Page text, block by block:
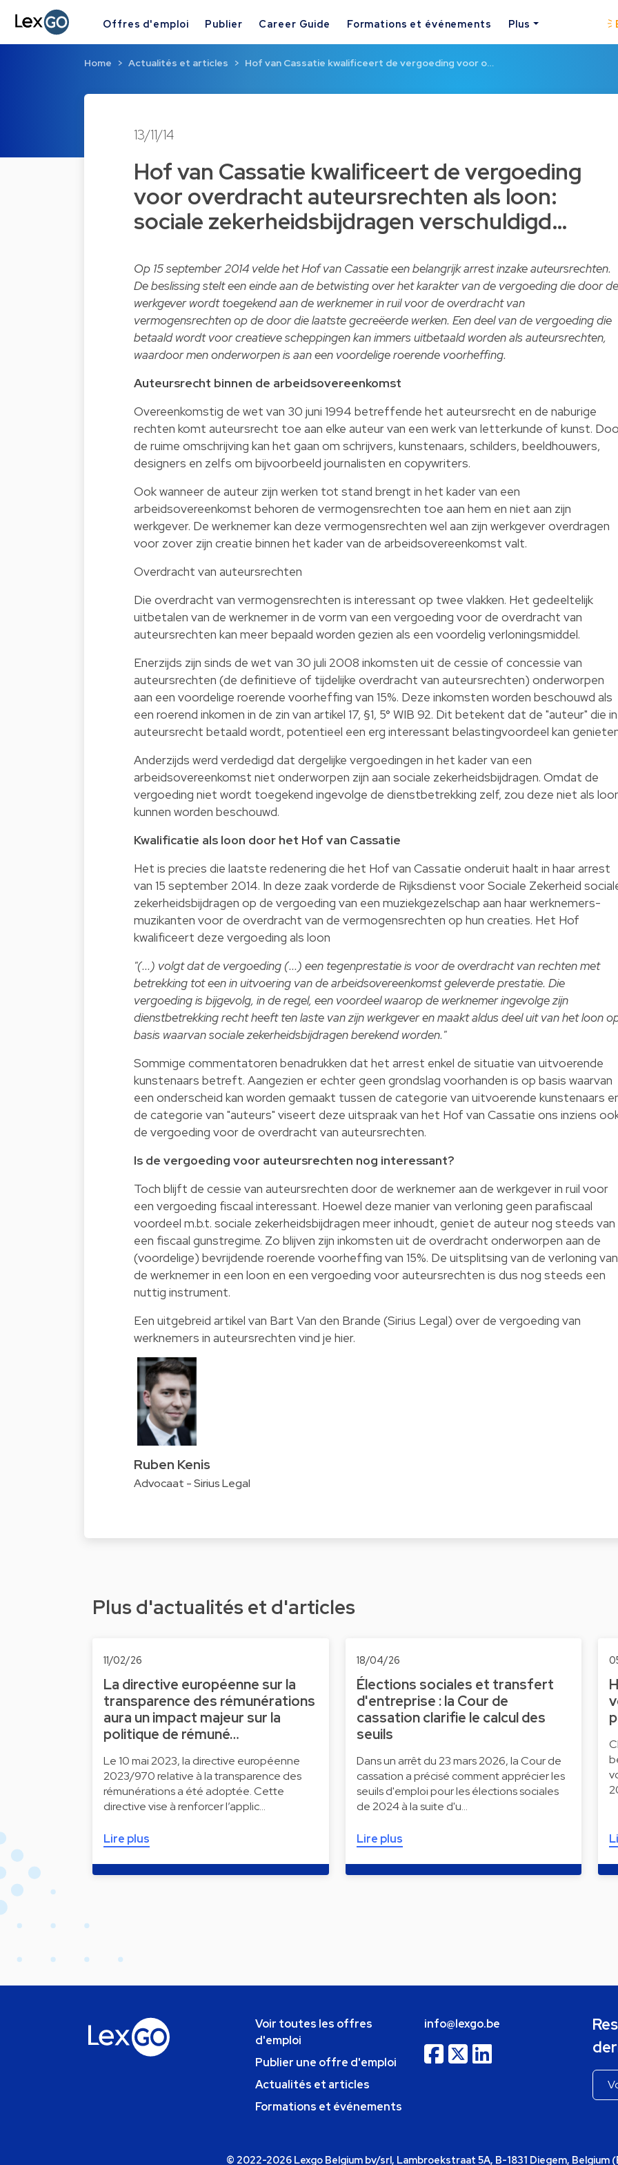
Offres d'emploi Publier Career Guide Formations et événements Plus
Home Actualités et articles Hof van Cassatie kwalificeert de vergoeding voor o…
13/11/14
Hof van Cassatie kwalificeert de vergoeding
voor overdracht auteursrechten als loon:
sociale zekerheidsbijdragen verschuldigd…
Op 15 september 2014 velde het Hof van Cassatie een belangrijk arrest inzake auteursrechten.
De beslissing stelt een einde aan de betwisting over het karakter van de vergoeding die door de
werkgever wordt toegekend aan de werknemer in ruil voor de overdracht van
vermogensrechten op de door die laatste gecreëerde werken. Een deel van de vergoeding die
betaald wordt voor creatieve scheppingen kan immers uitbetaald worden als auteursrechten,
waardoor men onderworpen is aan een voordelige roerende voorheffing.
Auteursrecht binnen de arbeidsovereenkomst
Overeenkomstig de wet van 30 juni 1994 betreffende het auteursrecht en de naburige
rechten komt auteursrecht toe aan elke auteur van een werk van letterkunde of kunst.
de ruime omschrijving kan het gaan om schrijvers, kunstenaars, schilders, beeldhouwers,
designers en zelfs om bijvoorbeeld journalisten en copywriters.
Ook wanneer de auteur zijn werken tot stand brengt in het kader van een
arbeidsovereenkomst behoren de vermogensrechten toe aan hem en niet aan zijn
werkgever. De werknemer kan deze vermogensrechten wel aan zijn werkgever overdragen
voor zover zijn creatie binnen het kader van de arbeidsovereenkomst valt.
Overdracht van auteursrechten
Die overdracht van vermogensrechten is interessant op twee vlakken. Het gedeeltelijk
uitbetalen van de werknemer in de vorm van een vergoeding voor de overdracht van
auteursrechten kan meer bepaald worden gezien als een voordelig verloningsmiddel.
Enerzijds zijn sinds de wet van 30 juli 2008 inkomsten uit de cessie of concessie van
auteursrechten (de definitieve of tijdelijke overdracht van auteursrechten) onderworpen
aan een voordelige roerende voorheffing van 15%. Deze inkomsten worden beschouwd als
een roerend inkomen in de zin van artikel 17, §1, 5° WIB 92. Dit betekent dat de "auteur" die in
auteursrecht betaald wordt, potentieel een erg interessant belastingvoordeel kan
Anderzijds werd verdedigd dat dergelijke vergoedingen in het kader van een
arbeidsovereenkomst niet onderworpen zijn aan sociale zekerheidsbijdragen. Omdat de
vergoeding niet wordt toegekend ingevolge de dienstbetrekking zelf, zou deze niet als
kunnen worden beschouwd.
Kwalificatie als loon door het Hof van Cassatie
Het is precies die laatste redenering die het Hof van Cassatie onderuit haalt in haar arrest
van 15 september 2014. In deze zaak vorderde de Rijksdienst voor Sociale Zekerheid
zekerheidsbijdragen op de vergoeding van een muziekgezelschap aan haar werknemers-
muzikanten voor de overdracht van de vermogensrechten op hun creaties. Het Hof
kwalificeert deze vergoeding als loon
"(...) volgt dat de vergoeding (...) een tegenprestatie is voor de overdracht van rechten met
betrekking tot een in uitvoering van de arbeidsovereenkomst geleverde prestatie. Die
vergoeding is bijgevolg, in de regel, een voordeel waarop de werknemer ingevolge zijn
dienstbetrekking recht heeft ten laste van zijn werkgever en maakt aldus deel uit van het loon
basis waarvan sociale zekerheidsbijdragen berekend worden."
Sommige commentatoren benadrukken dat het arrest enkel de situatie van uitvoerende
kunstenaars betreft. Aangezien er echter geen grondslag voorhanden is op basis waarvan
een onderscheid kan worden gemaakt tussen de categorie van uitvoerende kunstenaars
de categorie van "auteurs" viseert deze uitspraak van het Hof van Cassatie ons inziens
de vergoeding voor de overdracht van auteursrechten.
Is de vergoeding voor auteursrechten nog interessant?
Toch blijft de cessie van auteursrechten door de werknemer aan de werkgever in ruil voor
een vergoeding fiscaal interessant. Hoewel deze manier van verloning geen parafiscaal
voordeel m.b.t. sociale zekerheidsbijdragen meer inhoudt, geniet de auteur nog steeds van
een fiscaal gunstregime. Zo blijven zijn inkomsten uit de overdracht onderworpen aan de
(voordelige) bevrijdende roerende voorheffing van 15%. De uitsplitsing van de verloning van
de werknemer in een loon en een vergoeding voor auteursrechten is dus nog steeds een
nuttig instrument.
Een uitgebreid artikel van Bart Van den Brande (Sirius Legal) over de vergoeding van
werknemers in auteursrechten vind je hier.
Ruben Kenis
Advocaat - Sirius Legal
Plus d'actualités et d'articles
11/02/26
La directive européenne sur la
transparence des rémunérations
aura un impact majeur sur la
politique de rémuné…
Le 10 mai 2023, la directive européenne
2023/970 relative à la transparence des
rémunérations a été adoptée. Cette
directive vise à renforcer l’applic…
Lire plus
18/04/26
Élections sociales et transfert
d'entreprise : la Cour de
cassation clarifie le calcul des
seuils
Dans un arrêt du 23 mars 2026, la Cour de
cassation a précisé comment apprécier les
seuils d'emploi pour les élections sociales
de 2024 à la suite d'u…
Lire plus
Voir toutes les offres
d'emploi
Publier une offre d'emploi
Actualités et articles
Formations et événements
info@lexgo.be
© 2022-2026 Lexgo Belgium bv/srl, Lambroekstraat 5A, B-1831 Diegem, Belgium